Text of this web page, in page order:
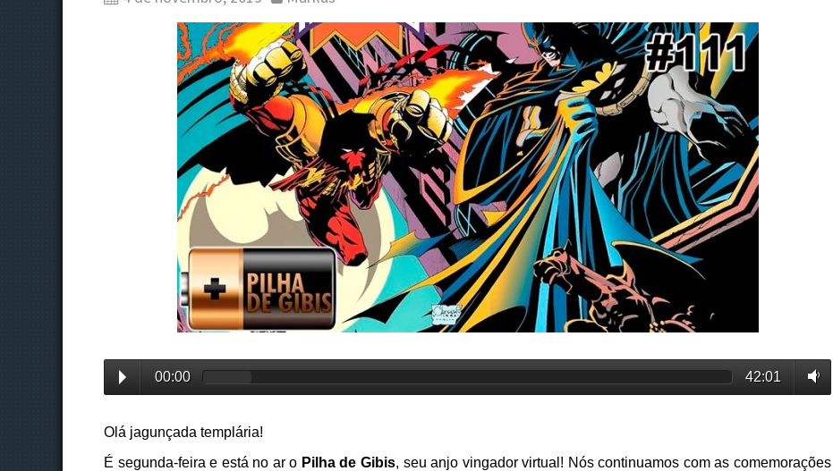
00:00 42:01
Olá jagunçada templária!
É segunda-feira e está no ar o Pilha de Gibis, seu anjo vingador virtual! Nós continuamos com as comemorações